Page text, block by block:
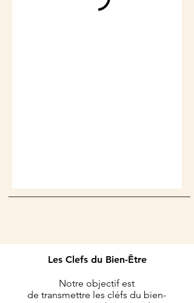
Les Clefs du Bien-Être
Notre objectif est
de transmettre les cléfs du bien-